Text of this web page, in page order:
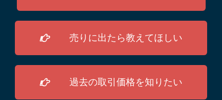
売りに出たら教えてほしい
過去の取引価格を知りたい